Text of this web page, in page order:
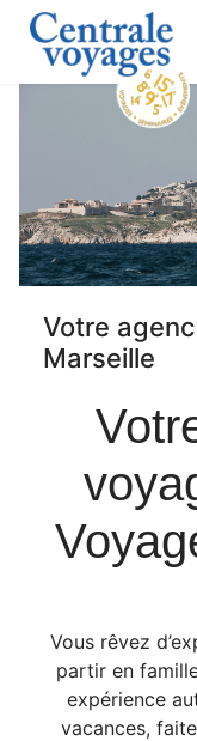
Votre
Marseille
Vous rêvez
partir en
expérience
vacances,